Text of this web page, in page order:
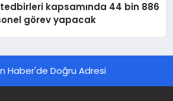
tedbirleri kapsamında 44 bin 886
görev yapacak
Haber'de Doğru Adresi